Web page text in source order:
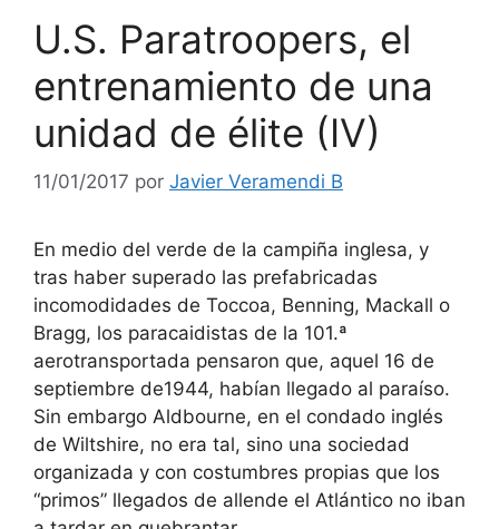
U.S. Paratroopers, el
entrenamiento de una
unidad de élite (IV)
11/01/2017 por Javier Veramendi B
En medio del verde de la campiña inglesa, y
tras haber superado las prefabricadas
incomodidades de Toccoa, Benning, Mackall o
Bragg, los paracaidistas de la 101.ª
aerotransportada pensaron que, aquel 16 de
septiembre de1944, habían llegado al paraíso.
Sin embargo Aldbourne, en el condado inglés
de Wiltshire, no era tal, sino una sociedad
organizada y con costumbres propias que los
“primos” llegados de allende el Atlántico no iban